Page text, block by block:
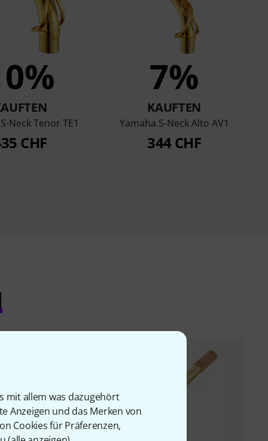
mit allem was dazugehört
Anzeigen und das Merken von
Cookies für Präferenzen,
Neck Tenor TE1
CHF
7%
KAUFTEN
Yamaha S-Neck Alto AV1
344 CHF